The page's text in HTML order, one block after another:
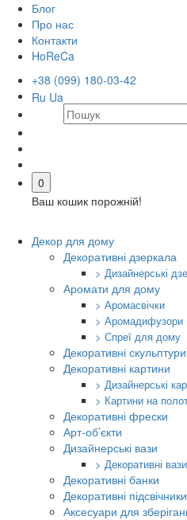
Блог
Про нас
Контакти
HoReCa
+38 (099) 180-03-42
Ru Ua
0
Ваш кошик порожній!
Декор для дому
Декоративні дзеркала
> Дизайнерські
Аромати для дому
> Аромасвічки
> Аромадифузори
> Спреї для дому
Декоративні скульптури
Декоративні картини
> Дизайнерські
> Картини на
Декоративні фрески
Арт-об’єкти
Дизайнерські вази
> Декоративні вази
Декоративні банки
Декоративні підсвічники
Аксесуари для